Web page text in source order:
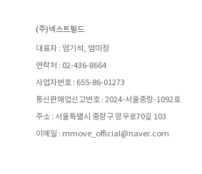
(주)넥스트필드
대표자 : 엄기석, 엄미정
연락처 : 02-436-8664
사업자번호 : 655-86-01273
통신판매업신고번호 : 2024-서울중랑-1092호
주소 : 서울특별시 중랑구 망우로70길 103
이메일 : mmove_official@naver.com